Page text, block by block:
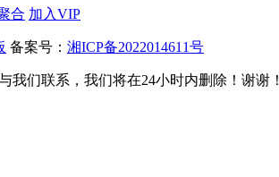
合 加入VIP
备案号： 湘ICP备2022014611号
们联系，我们将在24小时内删除！谢谢！